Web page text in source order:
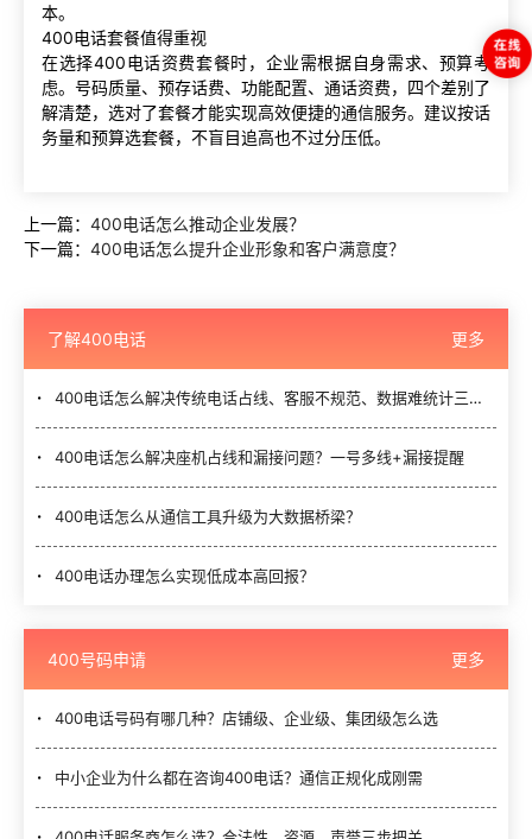
本。
400电话套餐值得重视
在选择400电话资费套餐时，企业需根据自身需求、预算考
虑。号码质量、预存话费、功能配置、通话资费，四个差别了
解清楚，选对了套餐才能实现高效便捷的通信服务。建议按话
务量和预算选套餐，不盲目追高也不过分压低。
上一篇： 400电话怎么推动企业发展？
下一篇： 400电话怎么提升企业形象和客户满意度？
了解400电话 更多
400电话怎么解决传统电话占线、客服不规范、数据难统计三大难题？
400电话怎么解决座机占线和漏接问题？一号多线+漏接提醒
400电话怎么从通信工具升级为大数据桥梁？
400电话办理怎么实现低成本高回报？
400号码申请 更多
400电话号码有哪几种？店铺级、企业级、集团级怎么选
中小企业为什么都在咨询400电话？通信正规化成刚需